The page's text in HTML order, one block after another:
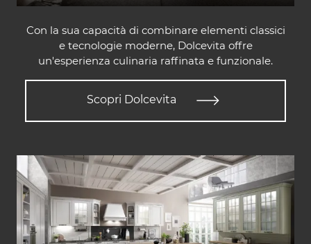
Con la sua capacità di combinare elementi classici
e tecnologie moderne, Dolcevita offre
un'esperienza culinaria raffinata e funzionale.
Scopri Dolcevita